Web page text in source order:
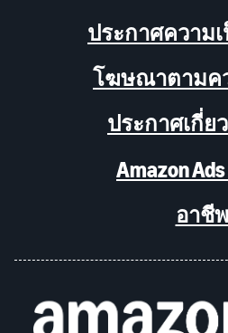
ประกาศความ
โฆษณาตามค
ประกาศเกี่ย
Amazon
อาชีพ